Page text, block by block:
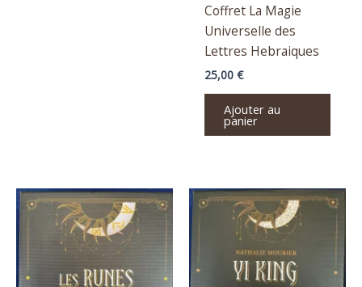
Coffret La Magie
Universelle des
Lettres Hebraiques
25,00 €
Ajouter au
panier